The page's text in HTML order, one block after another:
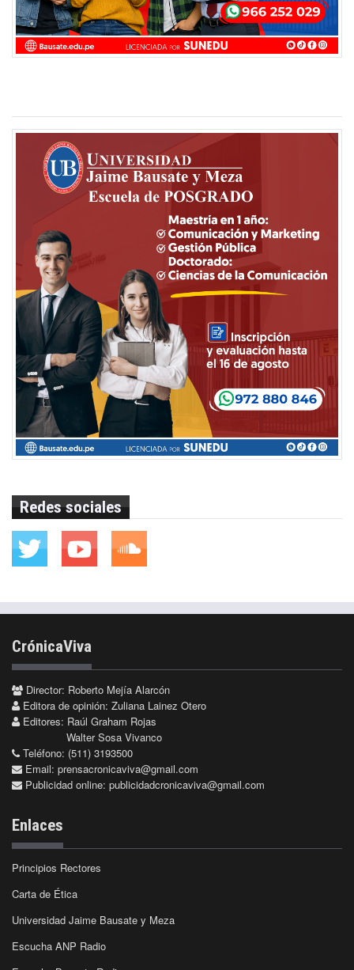
Redes sociales
CrónicaViva
Director: Roberto Mejía Alarcón
Editora de opinión: Zuliana Lainez Otero
Editores: Raúl Graham Rojas
Walter Sosa Vivanco
Teléfono: (511) 3193500
Email: prensacronicaviva@gmail.com
Publicidad online: publicidadcronicaviva@gmail.com
Enlaces
Principios Rectores
Carta de Ética
Universidad Jaime Bausate y Meza
Escucha ANP Radio